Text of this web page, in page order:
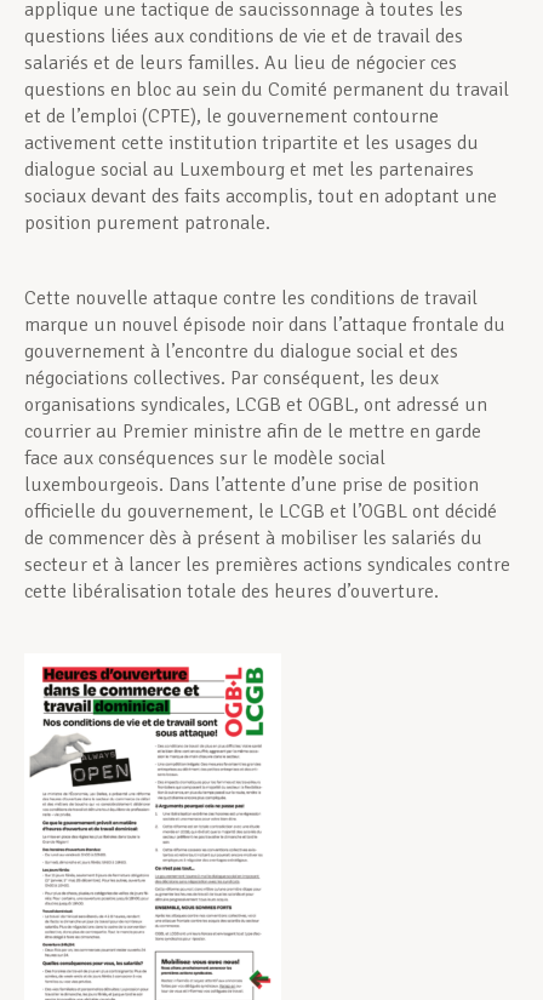
applique une tactique de saucissonnage à toutes les
questions liées aux conditions de vie et de travail des
salariés et de leurs familles. Au lieu de négocier ces
questions en bloc au sein du Comité permanent du travail
et de l’emploi (CPTE), le gouvernement contourne
activement cette institution tripartite et les usages du
dialogue social au Luxembourg et met les partenaires
sociaux devant des faits accomplis, tout en adoptant une
position purement patronale.
Cette nouvelle attaque contre les conditions de travail
marque un nouvel épisode noir dans l’attaque frontale du
gouvernement à l’encontre du dialogue social et des
négociations collectives. Par conséquent, les deux
organisations syndicales, LCGB et OGBL, ont adressé un
courrier au Premier ministre afin de le mettre en garde
face aux conséquences sur le modèle social
luxembourgeois. Dans l’attente d’une prise de position
officielle du gouvernement, le LCGB et l’OGBL ont décidé
de commencer dès à présent à mobiliser les salariés du
secteur et à lancer les premières actions syndicales contre
cette libéralisation totale des heures d’ouverture.